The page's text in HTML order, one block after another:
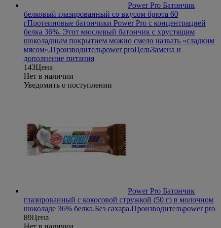
Power Pro Батончик
белковый глазированный со вкусом брюта 60
гПротеиновые батончики Power Pro с концентрацией
белка 36%. Этот мюслевый батончик с хрустящим
шоколадным покрытием можно смело назвать «сладким
мясом».Производительpower proЦельЗамена и
дополнение питания
143Цена
Нет в наличии
Уведомить о поступлении
Power Pro Батончик
глазированный с кокосовой стружкой (50 г) в молочном
шоколаде 36% белка.Без сахара.Производительpower pro
89Цена
Нет в наличии